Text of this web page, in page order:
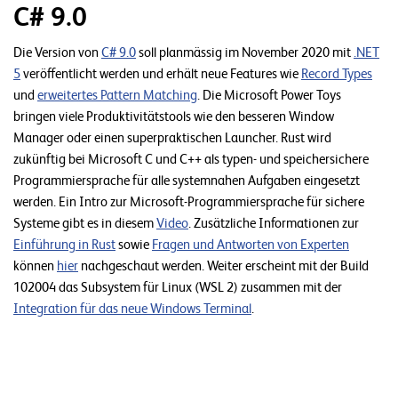
C# 9.0
Die Version vonC# 9.0soll planmässig im November 2020 mit.NET
5veröffentlicht werden und erhält neue Features wie Record Types
und erweitertes Pattern Matching. Die Microsoft Power Toys
bringen viele Produktivitätstools wie den besseren Window
Manager oder einen superpraktischen Launcher. Rust wird
zukünftig bei Microsoft C und C++ als typen- und speichersichere
Programmiersprache für alle systemnahen Aufgaben eingesetzt
werden. Ein Intro zur Microsoft-Programmiersprache für sichere
Systeme gibt es in diesemVideo. Zusätzliche Informationen zur
Einführung in Rustsowie Fragen und Antworten von Experten
können hier nachgeschaut werden. Weiter erscheint mit der Build
102004 das Subsystem für Linux (WSL 2) zusammen mit der
Integration für das neue Windows Terminal.